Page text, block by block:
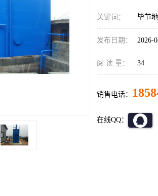
关键词： 毕节
发布日期： 2026-
阅 读 量： 34
销售电话：
在线QQ：